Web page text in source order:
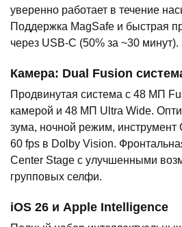
уверенно работает в течение
Поддержка MagSafe и быстрая
через USB-C (50% за ~30 минут).
Камера: Dual Fusion
Продвинутая система с 48 МП
камерой и 48 МП Ultra Wide.
зума, ночной режим, инструмент
60 fps в Dolby Vision.
Center Stage с улучшенными
групповых селфи.
iOS 26 и Apple Intelligence